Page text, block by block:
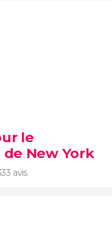
Vatican, la chapelle
le
de New York
avis